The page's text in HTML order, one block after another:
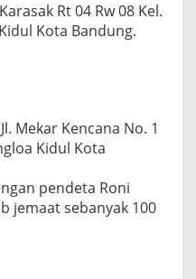
Rt 04 Rw 08 Kel.
Kota Bandung.
Mekar Kencana No. 1
Kidul Kota
pendeta Roni
jemaat sebanyak 100